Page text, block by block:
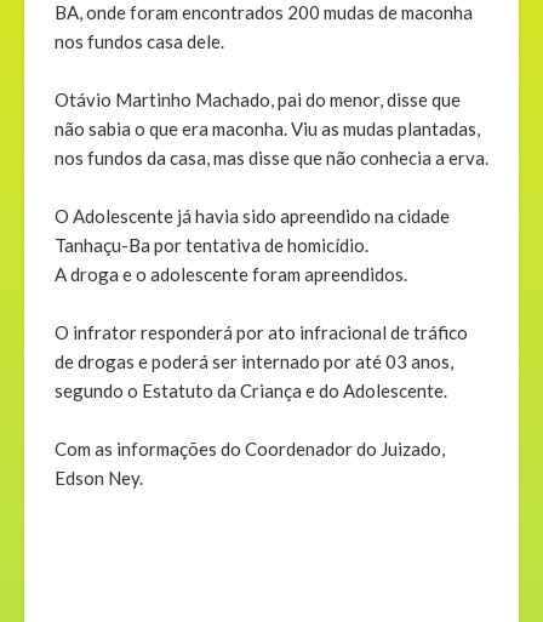
BA, onde foram encontrados 200 mudas de maconha
nos fundos casa dele.
Otávio Martinho Machado, pai do menor, disse que
não sabia o que era maconha. Viu as mudas plantadas,
nos fundos da casa, mas disse que não conhecia a erva.
O Adolescente já havia sido apreendido na cidade
Tanhaçu-Ba por tentativa de homicídio.
A droga e o adolescente foram apreendidos.
O infrator responderá por ato infracional de tráfico
de drogas e poderá ser internado por até 03 anos,
segundo o Estatuto da Criança e do Adolescente.
Com as informações do Coordenador do Juizado,
Edson Ney.